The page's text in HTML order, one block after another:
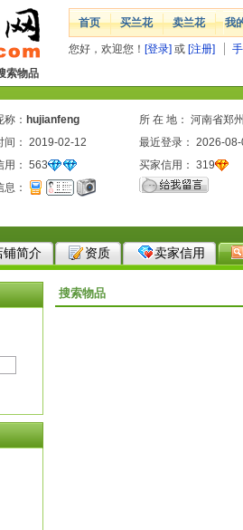
首页 买兰花 卖兰花 我
您好，欢迎您！ [登录] 或 [注册]
索物品
： hujianfeng
所 在 地： 河南省郑
间： 2019-02-12
最近登录： 2026-
用： 563 买家信用： 319
息：
铺简介 资质 卖家信用
搜索物品